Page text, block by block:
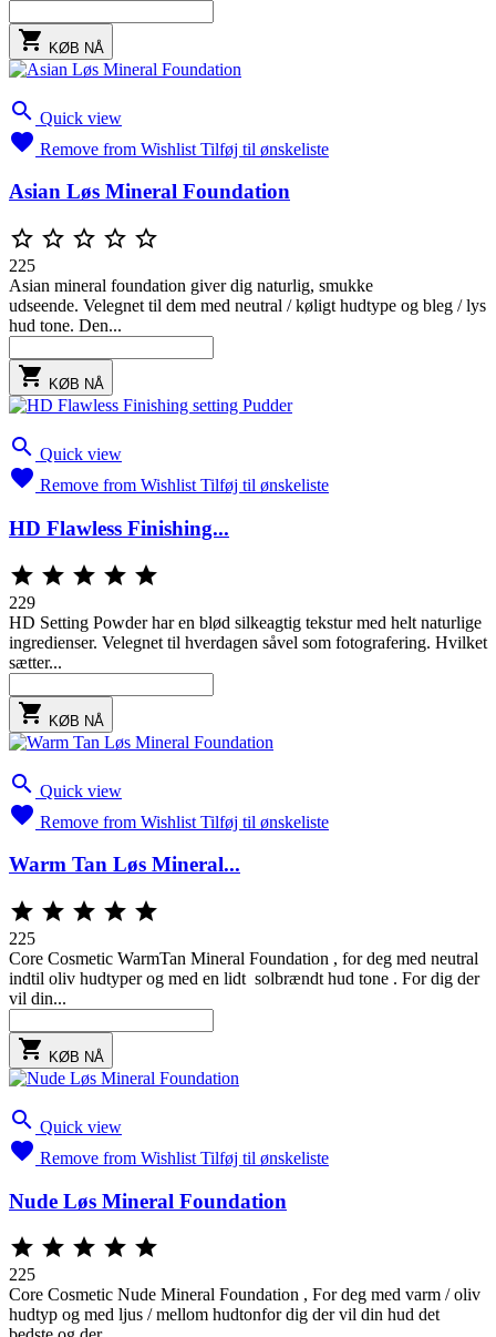
 KØB NÅ
 Quick view
 Remove from Wishlist Tilføj til ønskeliste
Asian Løs Mineral Foundation
    
225
Asian mineral foundation giver dig naturlig, smukke
udseende. Velegnet til dem med neutral / køligt hudtype og bleg / lys
hud tone. Den...
 KØB NÅ
 Quick view
 Remove from Wishlist Tilføj til ønskeliste
HD Flawless Finishing...
    
229
HD Setting Powder har en blød silkeagtig tekstur med helt naturlige
ingredienser. Velegnet til hverdagen såvel som fotografering. Hvilket
sætter...
 KØB NÅ
 Quick view
 Remove from Wishlist Tilføj til ønskeliste
Warm Tan Løs Mineral...
    
225
Core Cosmetic WarmTan Mineral Foundation , for deg med neutral
indtil oliv hudtyper og med en lidt solbrændt hud tone . For dig der
vil din...
 KØB NÅ
 Quick view
 Remove from Wishlist Tilføj til ønskeliste
Nude Løs Mineral Foundation
    
225
Core Cosmetic Nude Mineral Foundation , For deg med varm / oliv
hudtyp og med ljus / mellom hudtonfor dig der vil din hud det